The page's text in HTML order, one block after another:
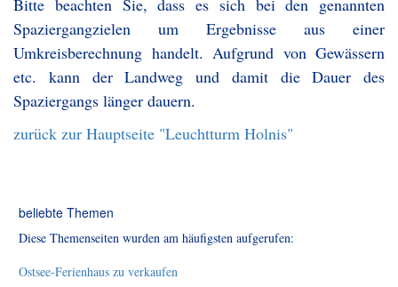
Bitte beachten Sie, dass es sich bei den genannten
Spaziergangzielen um Ergebnisse aus einer
Umkreisberechnung handelt. Aufgrund von Gewässern
etc. kann der Landweg und damit die Dauer des
Spaziergangs länger dauern.
zurück zur Hauptseite "Leuchtturm Holnis"
beliebte Themen
Diese Themenseiten wurden am häufigsten aufgerufen:
Ostsee-Ferienhaus zu verkaufen